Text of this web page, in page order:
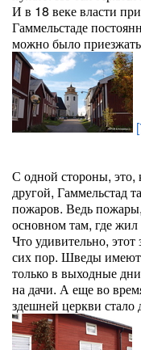
И в 18 веке власти
Гаммельстаде
можно было
С одной стороны, это,
другой, Гаммельстад
пожаров. Ведь
основном там, где жил
Что удивительно, этот
сих пор. Шведы имеют
только в выходные
на дачи. А еще во
здешней церкви